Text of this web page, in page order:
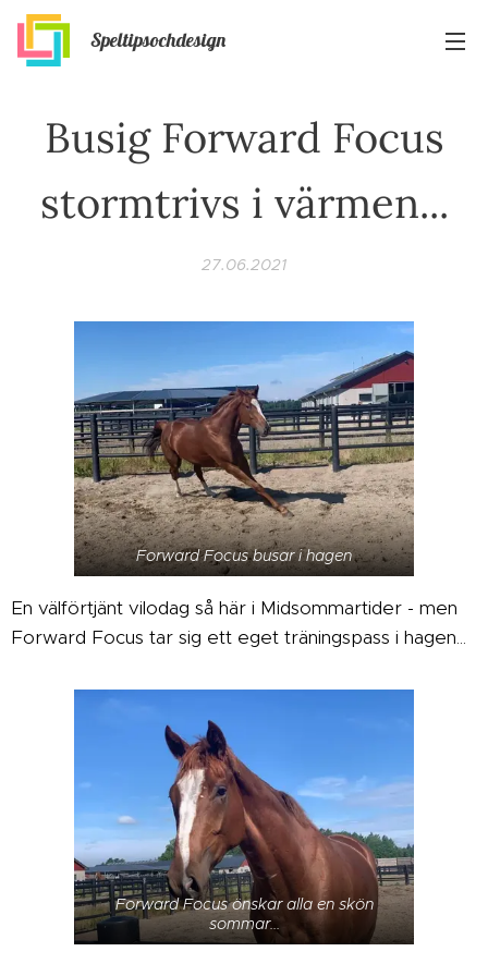
Speltipsochdesign
Busig Forward Focus
stormtrivs i värmen...
27.06.2021
Forward Focus busar i hagen
En välförtjänt vilodag så här i Midsommartider - men
Forward Focus tar sig ett eget träningspass i hagen...
Forward Focus önskar alla en skön
sommar...